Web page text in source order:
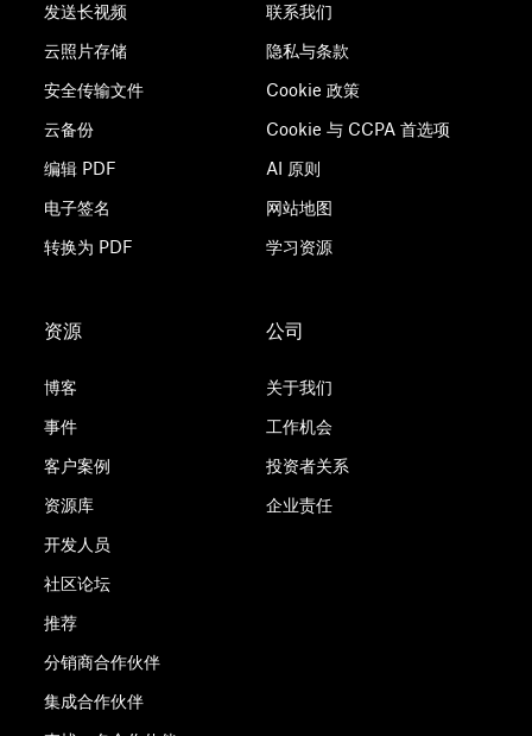
发送长视频
云照片存储
安全传输文件
云备份
编辑 PDF
电子签名
转换为 PDF
联系我们
隐私与条款
Cookie 政策
Cookie 与 CCPA 首选项
AI 原则
网站地图
学习资源
资源
博客
事件
客户案例
资源库
开发人员
社区论坛
推荐
分销商合作伙伴
集成合作伙伴
公司
关于我们
工作机会
投资者关系
企业责任